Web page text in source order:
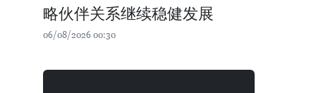
略伙伴关系继续稳健发展
06/08/2026 00:30